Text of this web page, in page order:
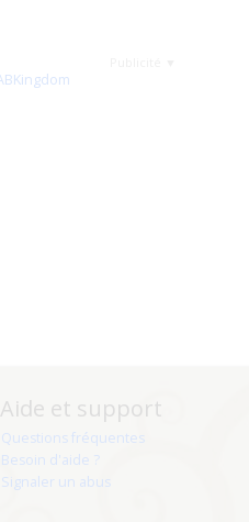
Aide et support
Questions fréquentes
Besoin d'aide ?
Signaler un abus